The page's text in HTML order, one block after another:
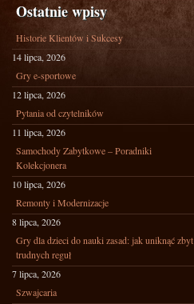
Ostatnie wpisy
Historie Klientów i Sukcesy
14 lipca, 2026
Gry e-sportowe
12 lipca, 2026
Pytania od czytelników
11 lipca, 2026
Samochody Zabytkowe – Poradniki
Kolekcjonera
10 lipca, 2026
Remonty i Modernizacje
8 lipca, 2026
Gry dla dzieci do nauki zasad: jak uniknąć zbyt
trudnych reguł
7 lipca, 2026
Szwajcaria